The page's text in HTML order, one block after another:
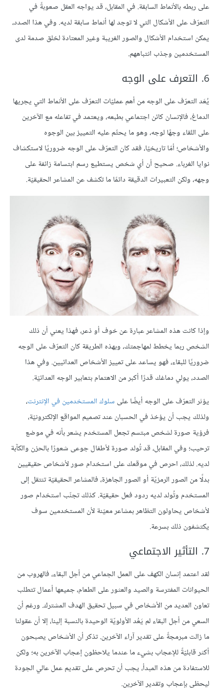
على ربطه بالأنماط السابقة. في المقابل، قد يواجه العقل صعوبةً في
التعرّف على الأشكال التي لا توجد لها أنماط سابقة لديه. وفي هذا الصدد،
يمكن استخدام الأشكال والصور الغريبة وغير المعتادة لخلق صدمة لدى
المستخدمين وجذب انتباههم.
6. التعرف على الوجه
يُعَد التعرّف على الوجه من أهم عمليّات التعرّف على الأنماط التي يجريها
الدماغ، فالإنسان كائن اجتماعي بطبعه، ويعتمد في تفاعله مع الآخرين
على اللقاء وجهًا لوجه، وهو ما يحتّم عليه التمييز بين الوجوه
والأشخاص؛ أمّا تاريخيًا، فقد كان التعرّف على الوجه ضروريًا لاستكشاف
نوايا الغرباء. صحيح أن أي شخص يستطيع رسم ابتسامة زائفة على
وجهه، ولكن التعبيرات الدقيقة دائمًا ما تكشف عن المشاعر الحقيقيّة.
وإذا كانت هذه المشاعر عبارة عن خوف أو ذعر، فهذا يعني أن ذلك
الشخص ربما يخطط لمهاجمتك، وبهذه الطريقة كان التعرّف على الوجه
ضروريًا للبقاء، فهو يساعد على تمييز الأشخاص العدائيين. وفي هذا
الصدد، يولي دماغك قدرًا أكبر من الاهتمام بتعابير الوجه العدائيّة.
يؤثر التعرّف على الوجه أيضًا على سلوك المستخدمين في الإنترنت،
ولذلك يجب أن يؤخذ في الحسبان عند تصميم المواقع الإلكترونيّة،
فرؤية صورة لشخص مبتسم تجعل المستخدم يشعر بأنه في موضع
ترحيب؛ وفي المقابل، قد تُولد صورة لأطفال جوعى شعورًا بالحزن والكآبة
لديه. لذلك، احرص في موقعك على استخدام صور لأشخاص حقيقيين
بدلًا من الصور الرمزيّة أو الصور الجاهزة، فالمشاعر الحقيقيّة تنتقل إلى
المستخدم وتُولد لديه ردود فعل حقيقيّة. كذلك تجنّب استخدام صور
لأشخاص يحاولون التظاهر بمشاعر معيّنة لأن المستخدمين سوف
يكتشفون ذلك بسرعة.
7. التأثير الاجتماعي
لقد اعتمد إنسان الكهف على العمل الجماعي من أجل البقاء، فالهروب من
الحيوانات المفترسة والصيد والعثور على الطعام، جميعها أعمال تتطلب
تعاون العديد من الأشخاص في سبيل تحقيق الهدف المشترك. ورغم أن
السعي من أجل البقاء لم يَعُد الأولويّة الوحيدة بالنسبة إلينا، إلا أن عقولنا
ما زالت مبرمجةً على تقدير آراء الآخرين. تذكر أن الأشخاص يصبحون
أكثر قابليّةً للإعجاب بشيء ما عندما يلاحظون إعجاب الآخرين به؛ ولكن
للاستفادة من هذه المبدأ، يجب أن تحرص على تقديم عمل عالي الجودة
ليحظى بإعجاب وتقدير الآخرين.